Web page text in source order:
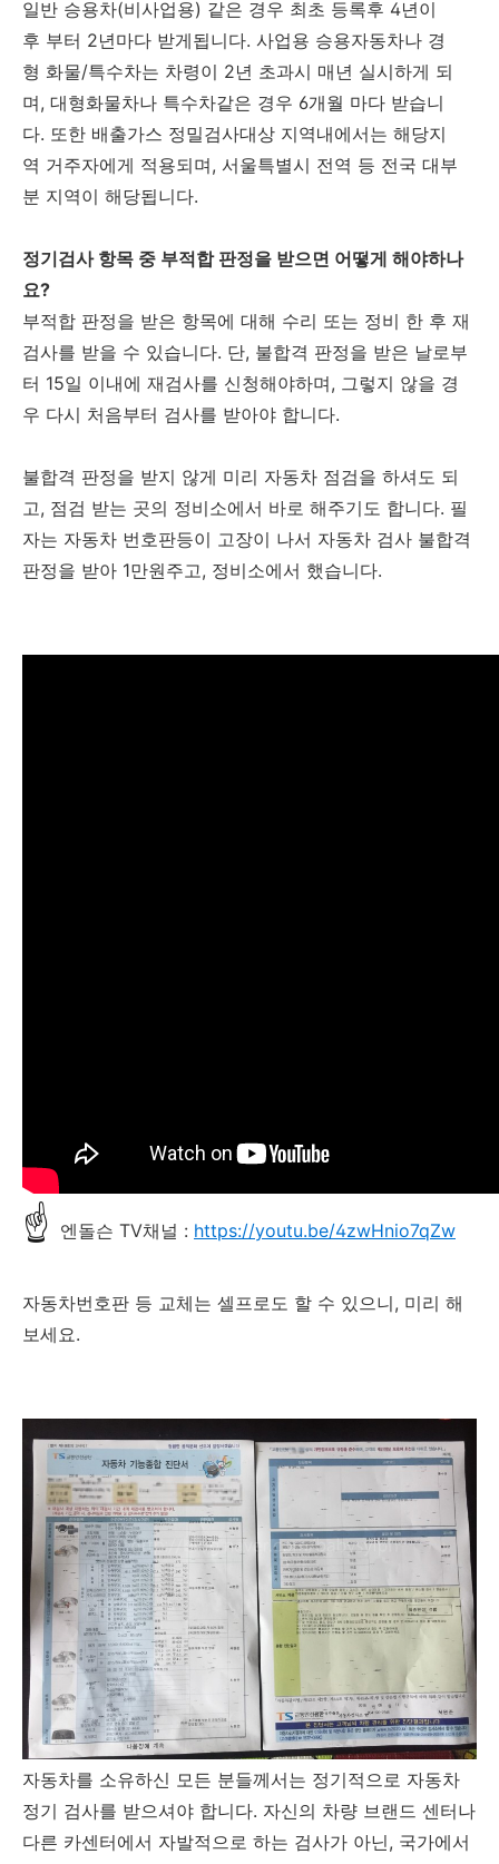
일반 승용차(비사업용) 같은 경우 최초 등록후 4년이
후 부터 2년마다 받게됩니다. 사업용 승용자동차나 경
형 화물/특수차는 차령이 2년 초과시 매년 실시하게 되
며, 대형화물차나 특수차같은 경우 6개월 마다 받습니
다. 또한 배출가스 정밀검사대상 지역내에서는 해당지
역 거주자에게 적용되며, 서울특별시 전역 등 전국 대부
분 지역이 해당됩니다.
정기검사 항목 중 부적합 판정을 받으면 어떻게 해야하나
요?
부적합 판정을 받은 항목에 대해 수리 또는 정비 한 후 재
검사를 받을 수 있습니다. 단, 불합격 판정을 받은 날로부
터 15일 이내에 재검사를 신청해야하며, 그렇지 않을 경
우 다시 처음부터 검사를 받아야 합니다.
불합격 판정을 받지 않게 미리 자동차 점검을 하셔도 되
고, 점검 받는 곳의 정비소에서 바로 해주기도 합니다. 필
자는 자동차 번호판등이 고장이 나서 자동차 검사 불합격
판정을 받아 1만원주고, 정비소에서 했습니다.
☝ 엔돌슨 TV채널 : https://youtu.be/4zwHnio7qZw
자동차번호판 등 교체는 셀프로도 할 수 있으니, 미리 해
보세요.
자동차를 소유하신 모든 분들께서는 정기적으로 자동차
정기 검사를 받으셔야 합니다. 자신의 차량 브랜드 센터나
다른 카센터에서 자발적으로 하는 검사가 아닌, 국가에서